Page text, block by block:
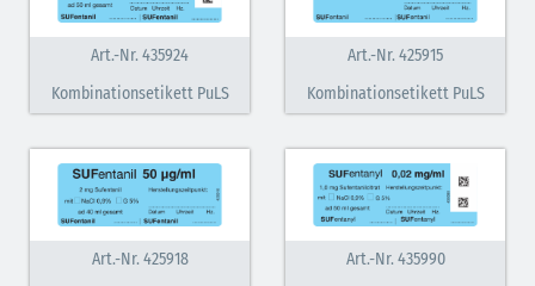
Art.-Nr. 435924
Kombinationsetikett PuLS
Art.-Nr. 425915
Kombinationsetikett PuLS
Art.-Nr. 425918
Art.-Nr. 435990